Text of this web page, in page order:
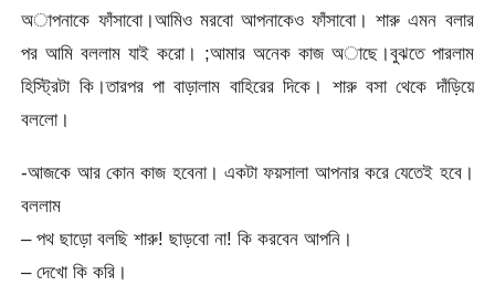
অাপনাকে ফাঁসাবো।আমিও মরবো আপনাকেও ফাঁসাবো। শারু এমন বলার
পর আমি বললাম যাই করো। ;আমার অনেক কাজ অাছে।বুঝতে পারলাম
হিস্ট্রিটা কি।তারপর পা বাড়ালাম বাহিরের দিকে। শারু বসা থেকে দাঁড়িয়ে
বললো।
-আজকে আর কোন কাজ হবেনা। একটা ফয়সালা আপনার করে যেতেই হবে।
বললাম
– পথ ছাড়ো বলছি শারু! ছাড়বো না! কি করবেন আপনি।
– দেখো কি করি।